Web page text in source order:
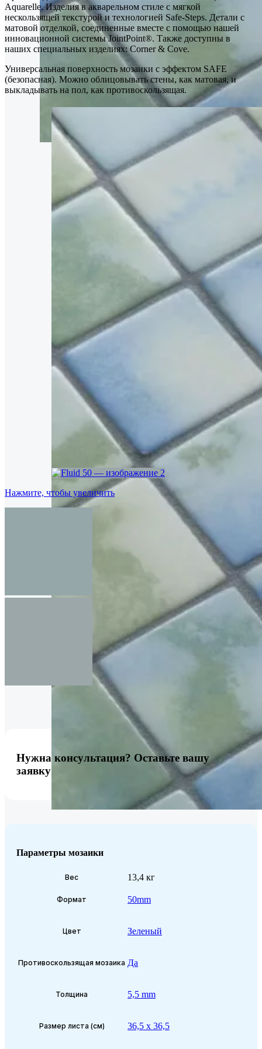
Aquarelle. Изделия в акварельном стиле с мягкой
нескользящей текстурой и технологией Safe-Steps. Детали с
матовой отделкой, соединенные вместе с помощью нашей
инновационной системы JointPoint®. Также доступны в
наших специальных изделиях: Corner & Cove.
Универсальная поверхность мозаики с эффектом SAFE
(безопасная). Можно облицовывать стены, как матовая, и
выкладывать на пол, как противоскользящая.
Нажмите, чтобы увеличить
Нужна консультация? Оставьте вашу
заявку
Параметры мозаики
Вес 13,4 кг
Формат 50mm
Цвет Зеленый
Противоскользящая мозаика Да
Толщина 5,5 mm
Размер листа (см) 36,5 x 36,5